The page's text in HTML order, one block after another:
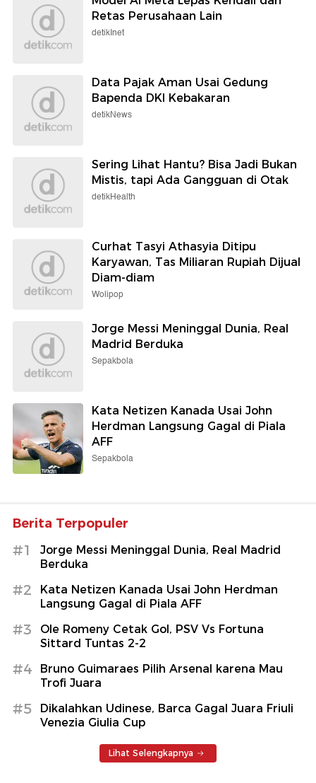
Retas Perusahaan Lain
detikInet
Data Pajak Aman Usai Gedung
Bapenda DKI Kebakaran
detikNews
Sering Lihat Hantu? Bisa Jadi Bukan
Mistis, tapi Ada Gangguan di Otak
detikHealth
Curhat Tasyi Athasyia Ditipu
Karyawan, Tas Miliaran Rupiah Dijual
Diam-diam
Wolipop
Jorge Messi Meninggal Dunia, Real
Madrid Berduka
Sepakbola
Kata Netizen Kanada Usai John
Herdman Langsung Gagal di Piala
AFF
Sepakbola
Berita Terpopuler
#1
Jorge Messi Meninggal Dunia, Real Madrid
Berduka
#2
Kata Netizen Kanada Usai John Herdman
Langsung Gagal di Piala AFF
#3
Ole Romeny Cetak Gol, PSV Vs Fortuna
Sittard Tuntas 2-2
#4
Bruno Guimaraes Pilih Arsenal karena Mau
Trofi Juara
#5
Dikalahkan Udinese, Barca Gagal Juara Friuli
Venezia Giulia Cup
Lihat Selengkapnya